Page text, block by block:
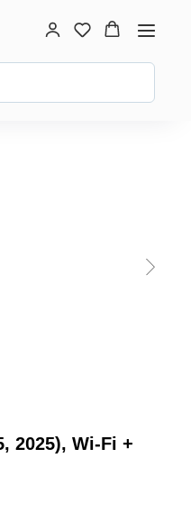
2025)
2025), Wi-Fi +